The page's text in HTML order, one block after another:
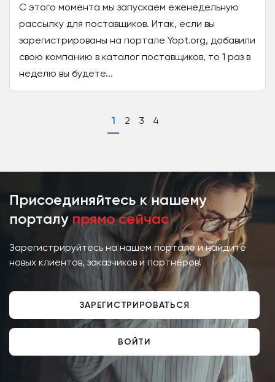
С этого момента мы запускаем еженедельную
рассылку для поставщиков. Итак, если вы
зарегистрированы на портале Yopt.org, добавили
свою компанию в каталог поставщиков, то 1 раз в
неделю вы будете...
1 2 3 4
Присоединяйтесь к нашему
порталу прямо сейчас
Зарегистрируйтесь на нашем портале и найдите
новых клиентов, заказчиков и партнёров!
ЗАРЕГИСТРИРОВАТЬСЯ
ВОЙТИ